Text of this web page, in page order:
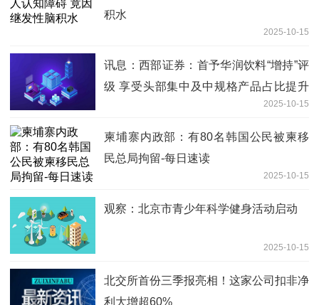
积水
2025-10-15
讯息：西部证券：首予华润饮料“增持”评
级 享受头部集中及中规格产品占比提升
2025-10-15
柬埔寨内政部：有80名韩国公民被柬移
民总局拘留-每日速读
2025-10-15
观察：北京市青少年科学健身活动启动
2025-10-15
北交所首份三季报亮相！这家公司扣非净
利大增超60%